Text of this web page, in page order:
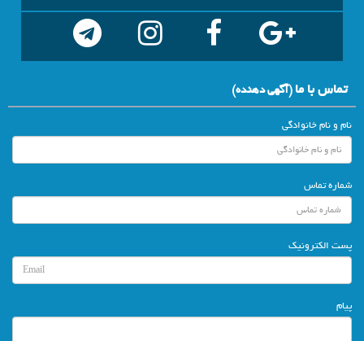
تماس با ما(آگهي دهنده)
نام و نام خانوادگی
شماره تماس
پست الکترونیک
پیام